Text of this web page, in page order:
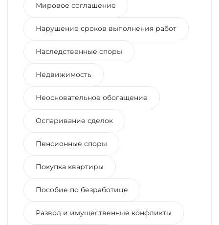
Мировое соглашение
Нарушение сроков выполнения работ
Наследственные споры
Недвижимость
Неосновательное обогащение
Оспаривание сделок
Пенсионные споры
Покупка квартиры
Пособие по безработице
Развод и имущественные конфликты